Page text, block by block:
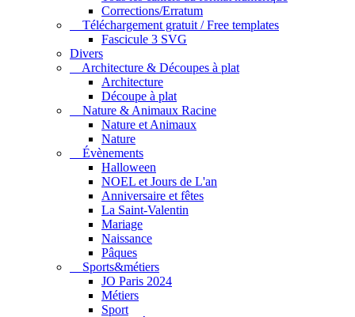
Corrections/Erratum
Téléchargement gratuit / Free templates
Fascicule 3 SVG
Divers
Architecture & Découpes à plat
Architecture
Découpe à plat
Nature & Animaux Racine
Nature et Animaux
Nature
Évènements
Halloween
NOEL et Jours de L'an
Anniversaire et fêtes
La Saint-Valentin
Mariage
Naissance
Pâques
Sports&métiers
JO Paris 2024
Métiers
Sport